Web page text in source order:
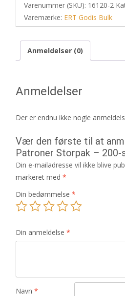
Varenummer (SKU): 16120-2
Varemærke: ERT Godis Bulk
Anmeldelser (0)
Anmeldelser
Der er endnu ikke nogle
Vær den første til at
Patroner Storpak – 200-
Din e-mailadresse vil ikke blive
markeret med *
Din bedømmelse *
Din anmeldelse *
Navn *